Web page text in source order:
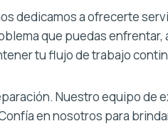
dedicamos a ofrecerte
que puedas
tu flujo de trabajo
Nuestro equipo de
en nosotros para